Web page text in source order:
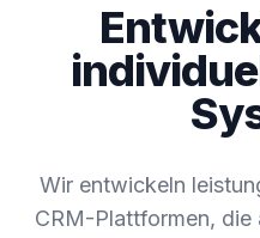
Wir entwickeln
CRM-Plattformen, die